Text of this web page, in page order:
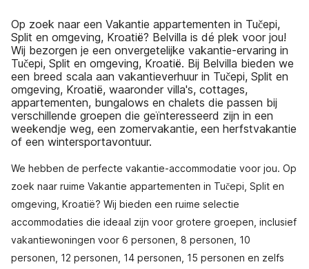
Op zoek naar een Vakantie appartementen in Tučepi,
Split en omgeving, Kroatië? Belvilla is dé plek voor jou!
Wij bezorgen je een onvergetelijke vakantie-ervaring in
Tučepi, Split en omgeving, Kroatië. Bij Belvilla bieden we
een breed scala aan vakantieverhuur in Tučepi, Split en
omgeving, Kroatië, waaronder villa's, cottages,
appartementen, bungalows en chalets die passen bij
verschillende groepen die geïnteresseerd zijn in een
weekendje weg, een zomervakantie, een herfstvakantie
of een wintersportavontuur.
We hebben de perfecte vakantie-accommodatie voor jou. Op
zoek naar ruime Vakantie appartementen in Tučepi, Split en
omgeving, Kroatië? Wij bieden een ruime selectie
accommodaties die ideaal zijn voor grotere groepen, inclusief
vakantiewoningen voor 6 personen, 8 personen, 10
personen, 12 personen, 14 personen, 15 personen en zelfs